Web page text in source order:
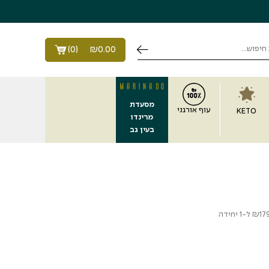
₪0.00
(
0
)
KETO עוף אורגני
מסעדת
מרינדו
בעין גב
₪ ל-1 יחידה